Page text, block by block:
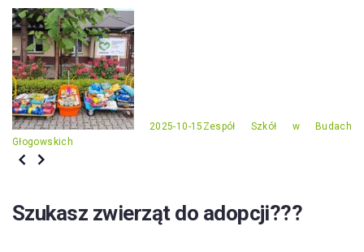
2025-10-15 Zespół Szkół w Budach
Głogowskich
Szukasz zwierząt do adopcji???